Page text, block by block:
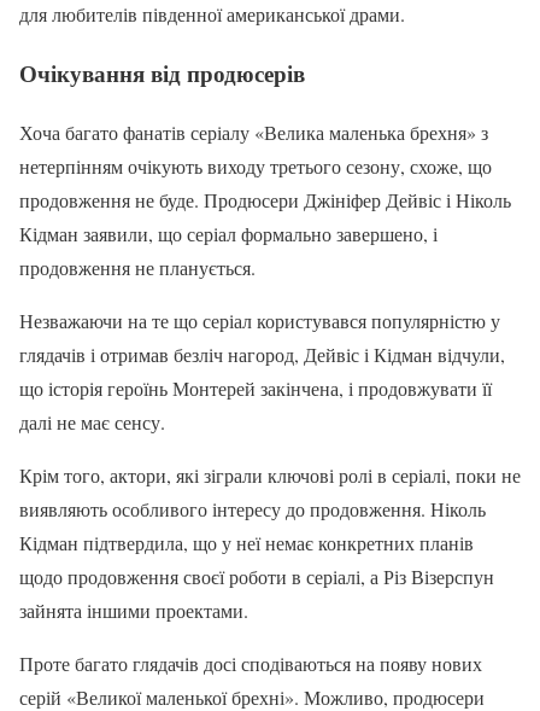
для любителів південної американської драми.
Очікування від продюсерів
Хоча багато фанатів серіалу «Велика маленька брехня» з
нетерпінням очікують виходу третього сезону, схоже, що
продовження не буде. Продюсери Джініфер Дейвіс і Ніколь
Кідман заявили, що серіал формально завершено, і
продовження не планується.
Незважаючи на те що серіал користувався популярністю у
глядачів і отримав безліч нагород, Дейвіс і Кідман відчули,
що історія героїнь Монтерей закінчена, і продовжувати її
далі не має сенсу.
Крім того, актори, які зіграли ключові ролі в серіалі, поки не
виявляють особливого інтересу до продовження. Ніколь
Кідман підтвердила, що у неї немає конкретних планів
щодо продовження своєї роботи в серіалі, а Різ Візерспун
зайнята іншими проектами.
Проте багато глядачів досі сподіваються на появу нових
серій «Великої маленької брехні». Можливо, продюсери